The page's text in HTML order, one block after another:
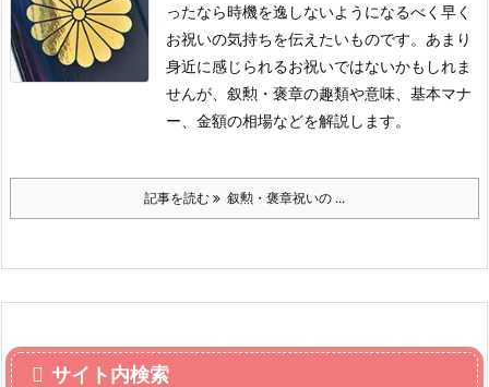
ったなら時機を逸しないようになるべく早く
お祝いの気持ちを伝えたいものです。あまり
身近に感じられるお祝いではないかもしれま
せんが、叙勲・褒章の趣類や意味、基本マナ
ー、金額の相場などを解説します。
記事を読む 叙勲・褒章祝いの ...
サイト内検索